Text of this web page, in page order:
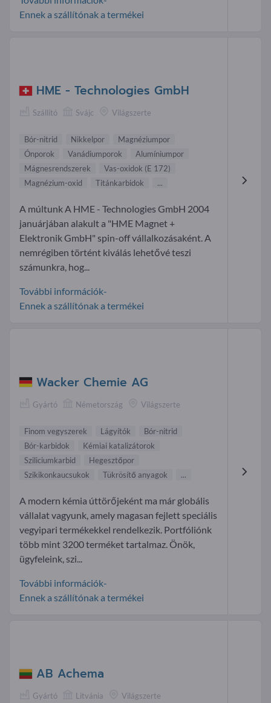
Ennek a szállítónak a termékei
HME - Technologies GmbH
Szállító Svájc Világszerte
Bór-nitrid Nikkelpor
Magnéziumpor
Ónporok
Vanádiumporok
Alumíniumpor
Mágnesrendszerek
Vas-oxidok (E 172)
Magnézium-oxid
Titánkarbidok ...
A múltunk A HME - Technologies GmbH 2004
januárjában alakult a "HME Magnet +
Elektronik GmbH" spin-off vállalkozásaként. A
nemrégiben történt kiválás lehetővé teszi
számunkra, hog...
További információk-
Ennek a szállítónak a termékei
Wacker Chemie AG
Gyártó Németország Világszerte
Finom vegyszerek Lágyítók
Bór-nitrid
Bór-karbidok
Kémiai katalizátorok
Sziliciumkarbid
Hegesztőpor
Szikikonkaucsukok
Tükrösítő anyagok ...
A modern kémia úttörőjeként ma már globális
vállalat vagyunk, amely magasan fejlett speciális
vegyipari termékekkel rendelkezik. Portfóliónk
több mint 3200 terméket tartalmaz. Önök,
ügyfeleink, szi...
További információk-
Ennek a szállítónak a termékei
AB Achema
Gyártó Litvánia Világszerte